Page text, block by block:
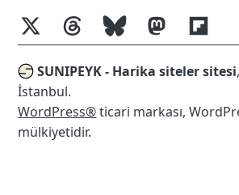
SUNIPEYK - Harika siteler sitesi
İstanbul.
WordPress®ticari markası,
mülkiyetidir.